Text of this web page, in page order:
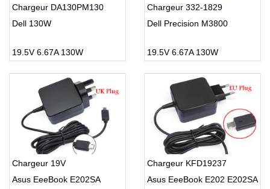
Chargeur DA130PM130
Dell 130W
19.5V 6.67A 130W
Chargeur 332-1829
Dell Precision M3800
19.5V 6.67A 130W
Chargeur 19V
Asus EeeBook E202SA
Chargeur KFD19237
Asus EeeBook E202 E202SA